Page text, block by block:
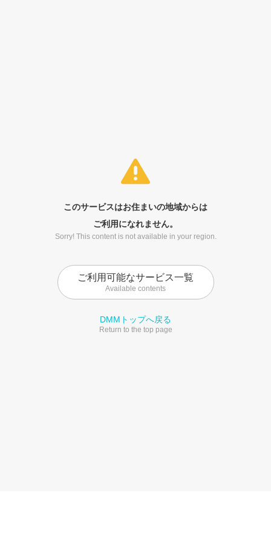
このサービスはお住まいの地域からは
ご利用になれません。
Sorry! This content is not available in your region.
ご利用可能なサービス一覧
Available contents
DMMトップへ戻る
Return to the top page